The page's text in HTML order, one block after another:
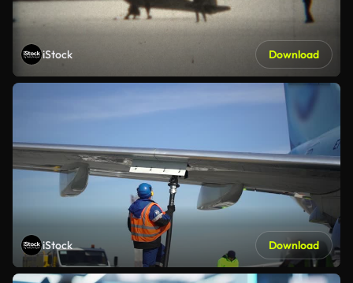
iStock Download
iStock Download